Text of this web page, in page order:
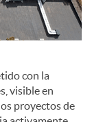
con la
visible en
proyectos de